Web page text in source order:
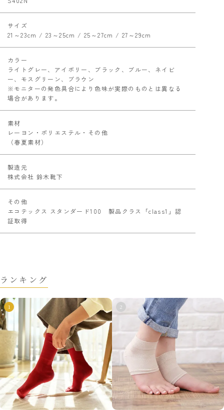
サイズ
21～23cm / 23～25cm / 25～27cm / 27～29cm
カラー
ライトグレー、アイボリー、ブラック、ブルー、ネイビ
ー、モスグリーン、ブラウン
※モニターの発色具合により色味が実際のものとは異なる
場合があります。
素材
レーヨン・ポリエステル・その他
（春夏素材）
製造元
株式会社 鈴木靴下
その他
エコテックス スタンダード100 製品クラス「class1」認
証取得
ランキング